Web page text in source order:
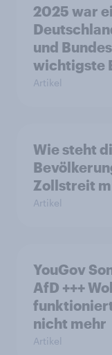
2025 war
und
wichtigste
Artikel
Wie steht
Zollstreit
Artikel
YouGov
AfD +++
nicht mehr
Artikel